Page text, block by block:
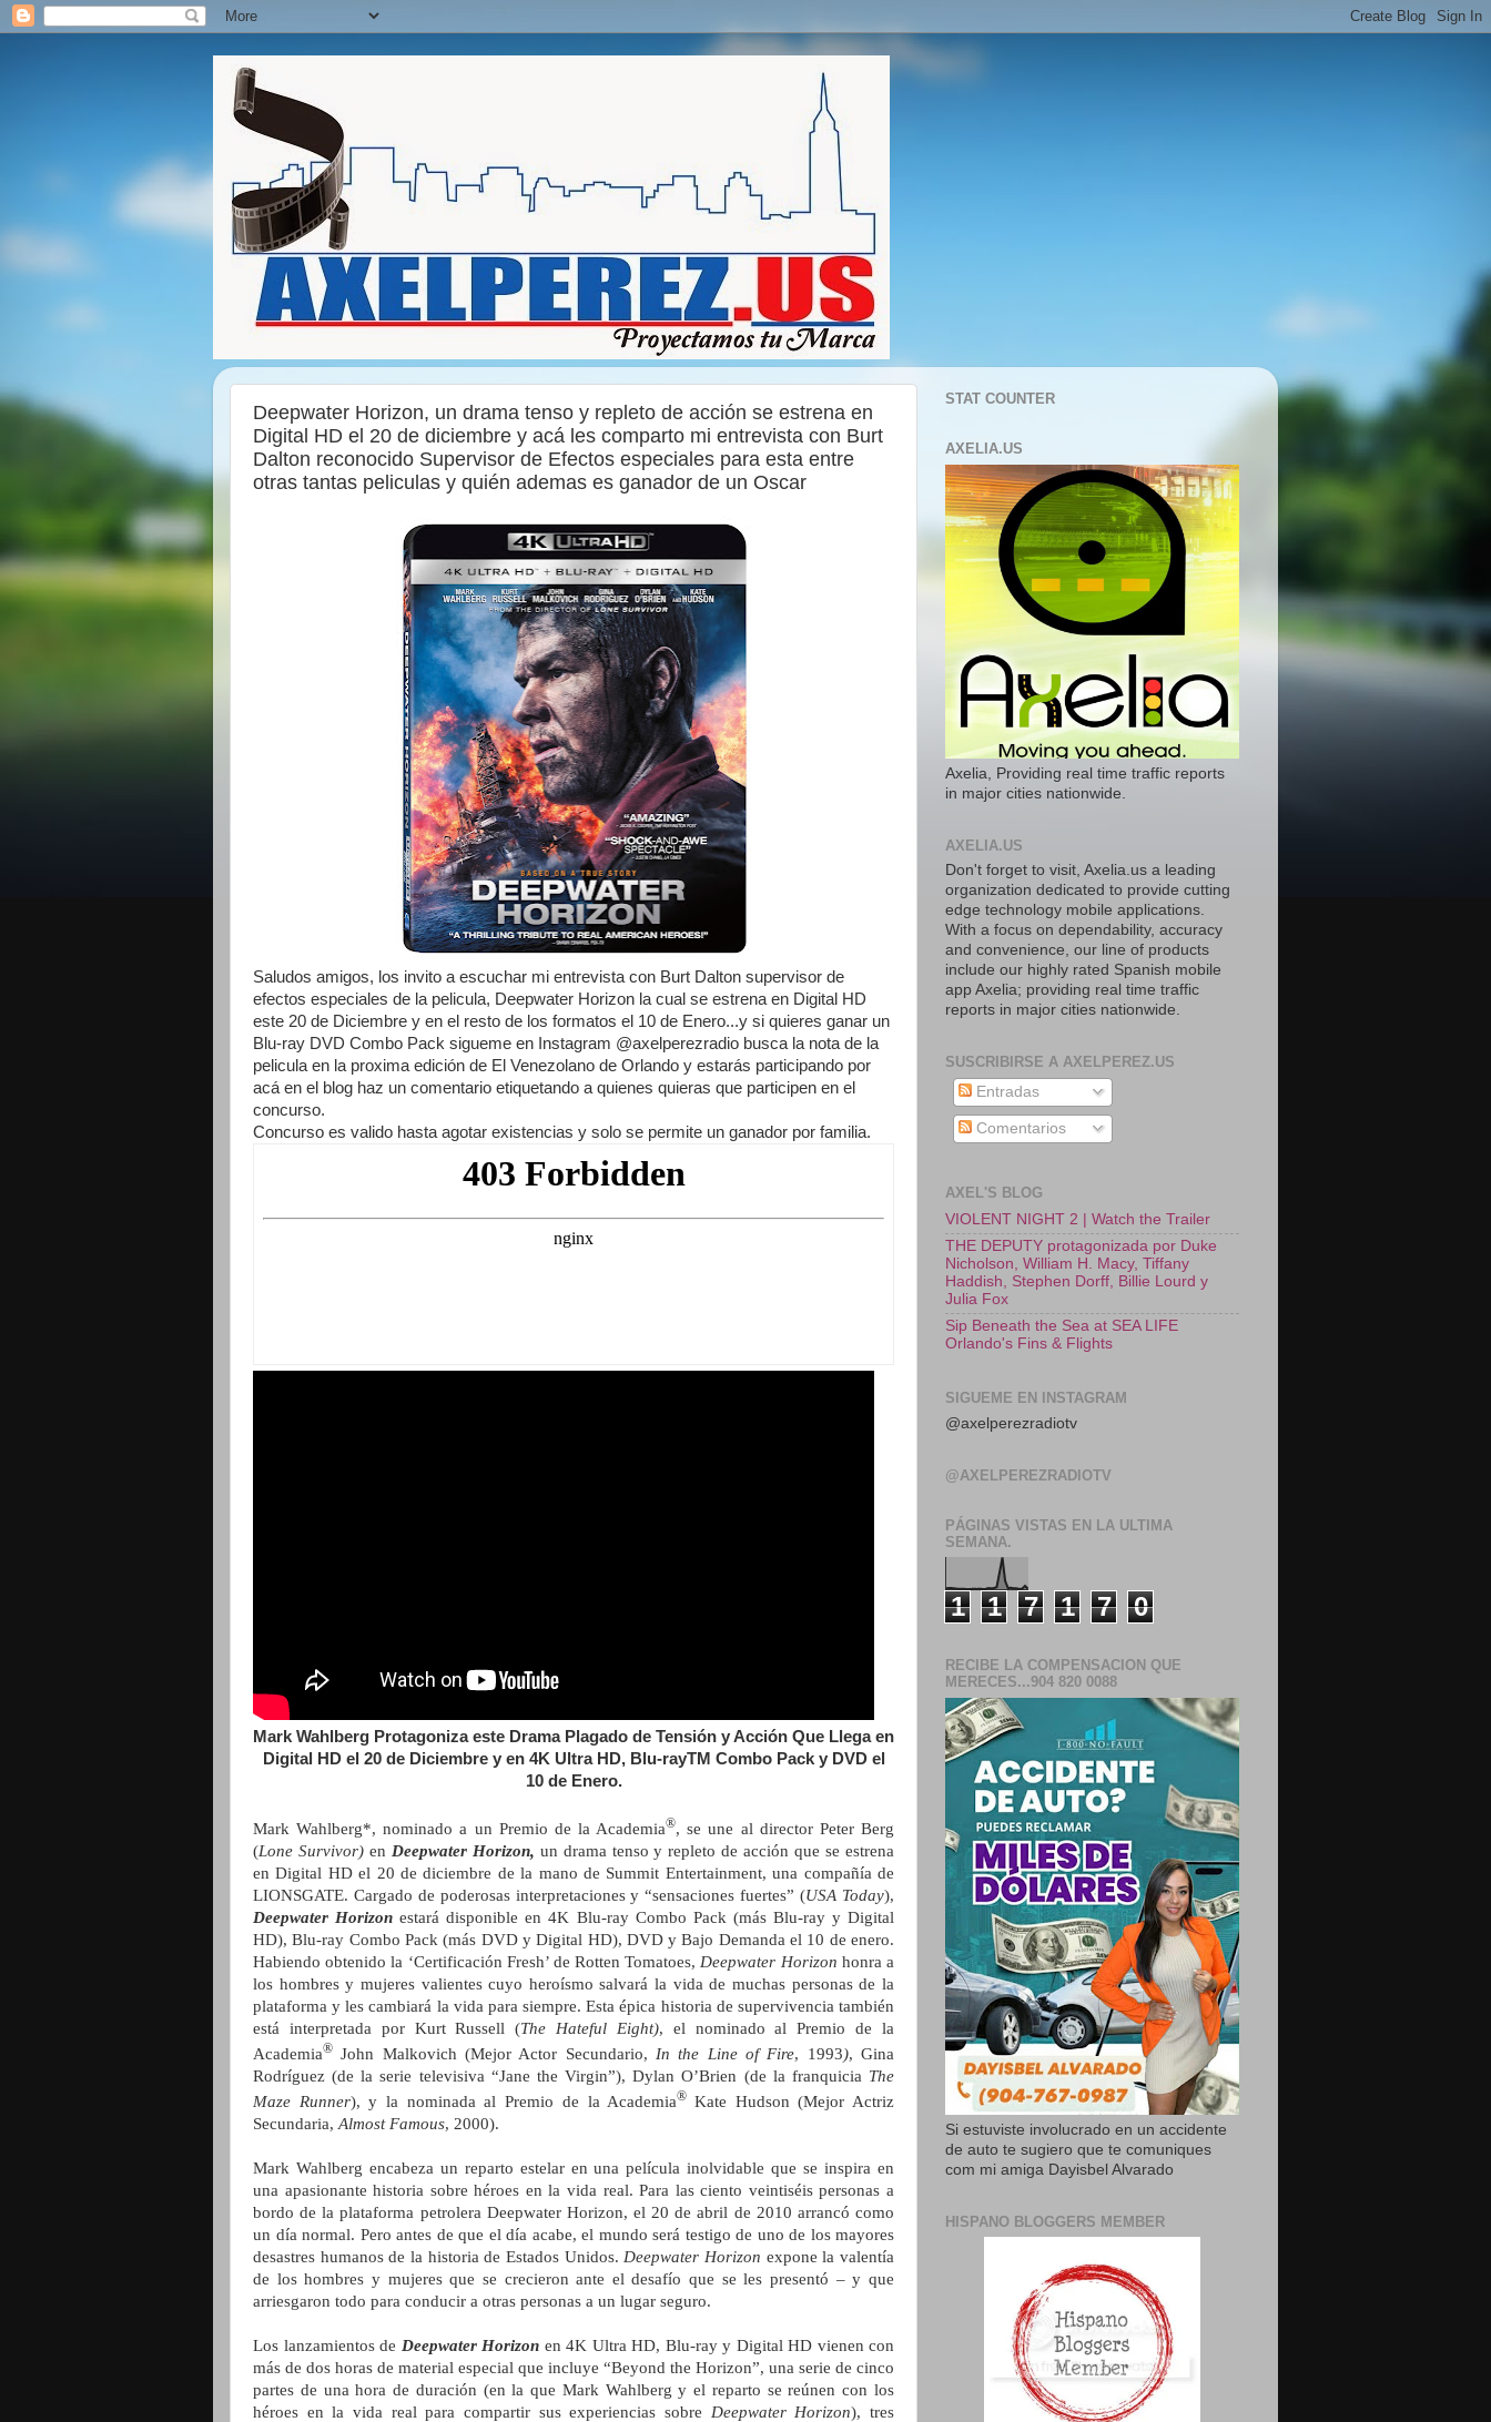
Deepwater Horizon, un drama tenso y repleto de acción se estrena en
Digital HD el 20 de diciembre y acá les comparto mi entrevista con Burt
Dalton reconocido Supervisor de Efectos especiales para esta entre
otras tantas peliculas y quién ademas es ganador de un Oscar
Saludos amigos, los invito a escuchar mi entrevista con Burt Dalton supervisor de
efectos especiales de la pelicula, Deepwater Horizon la cual se estrena en Digital HD
este 20 de Diciembre y en el resto de los formatos el 10 de Enero...y si quieres ganar un
Blu-ray DVD Combo Pack sigueme en Instagram @axelperezradio busca la nota de la
pelicula en la proxima edición de El Venezolano de Orlando y estarás participando por
acá en el blog haz un comentario etiquetando a quienes quieras que participen en el
concurso.
Concurso es valido hasta agotar existencias y solo se permite un ganador por familia.
Mark Wahlberg Protagoniza este Drama Plagado de Tensión y Acción Que Llega en
Digital HD el 20 de Diciembre y en 4K Ultra HD, Blu-rayTM Combo Pack y DVD el
10 de Enero.
Mark Wahlberg*, nominado a un Premio de la Academia®, se une al director Peter Berg
(Lone Survivor) en Deepwater Horizon, un drama tenso y repleto de acción que se estrena
en Digital HD el 20 de diciembre de la mano de Summit Entertainment, una compañía de
LIONSGATE. Cargado de poderosas interpretaciones y “sensaciones fuertes” (USA Today),
Deepwater Horizon estará disponible en 4K Blu-ray Combo Pack (más Blu-ray y Digital
HD), Blu-ray Combo Pack (más DVD y Digital HD), DVD y Bajo Demanda el 10 de enero.
Habiendo obtenido la ‘Certificación Fresh’ de Rotten Tomatoes, Deepwater Horizon honra a
los hombres y mujeres valientes cuyo heroísmo salvará la vida de muchas personas de la
plataforma y les cambiará la vida para siempre. Esta épica historia de supervivencia también
está interpretada por Kurt Russell (The Hateful Eight), el nominado al Premio de la
Academia® John Malkovich (Mejor Actor Secundario, In the Line of Fire, 1993), Gina
Rodríguez (de la serie televisiva “Jane the Virgin”), Dylan O’Brien (de la franquicia The
Maze Runner), y la nominada al Premio de la Academia® Kate Hudson (Mejor Actriz
Secundaria, Almost Famous, 2000).
Mark Wahlberg encabeza un reparto estelar en una película inolvidable que se inspira en
una apasionante historia sobre héroes en la vida real. Para las ciento veintiséis personas a
bordo de la plataforma petrolera Deepwater Horizon, el 20 de abril de 2010 arrancó como
un día normal. Pero antes de que el día acabe, el mundo será testigo de uno de los mayores
desastres humanos de la historia de Estados Unidos. Deepwater Horizon expone la valentía
de los hombres y mujeres que se crecieron ante el desafío que se les presentó – y que
arriesgaron todo para conducir a otras personas a un lugar seguro.
Los lanzamientos de Deepwater Horizon en 4K Ultra HD, Blu-ray y Digital HD vienen con
más de dos horas de material especial que incluye “Beyond the Horizon”, una serie de cinco
partes de una hora de duración (en la que Mark Wahlberg y el reparto se reúnen con los
héroes en la vida real para compartir sus experiencias sobre Deepwater Horizon), tres
STAT COUNTER
AXELIA.US
Axelia, Providing real time traffic reports
in major cities nationwide.
AXELIA.US
Don't forget to visit, Axelia.us a leading
organization dedicated to provide cutting
edge technology mobile applications.
With a focus on dependability, accuracy
and convenience, our line of products
include our highly rated Spanish mobile
app Axelia; providing real time traffic
reports in major cities nationwide.
SUSCRIBIRSE A AXELPEREZ.US
Entradas
Comentarios
AXEL'S BLOG
VIOLENT NIGHT 2 | Watch the Trailer
THE DEPUTY protagonizada por Duke
Nicholson, William H. Macy, Tiffany
Haddish, Stephen Dorff, Billie Lourd y
Julia Fox
Sip Beneath the Sea at SEA LIFE
Orlando's Fins & Flights
SIGUEME EN INSTAGRAM
@axelperezradiotv
@AXELPEREZRADIOTV
PÁGINAS VISTAS EN LA ULTIMA
SEMANA.
1 1 7 1 7 0
RECIBE LA COMPENSACION QUE
MERECES...904 820 0088
Si estuviste involucrado en un accidente
de auto te sugiero que te comuniques
com mi amiga Dayisbel Alvarado
HISPANO BLOGGERS MEMBER